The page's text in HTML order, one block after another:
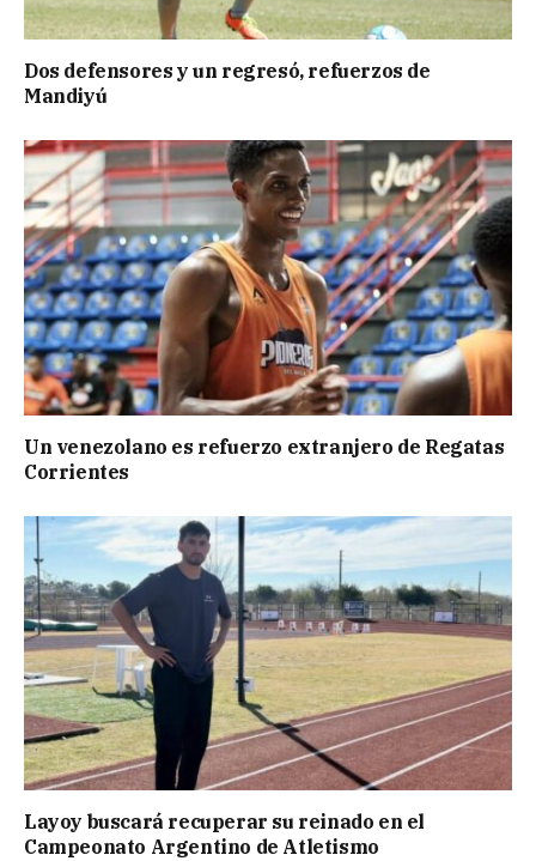
Dos defensores y un regresó, refuerzos de
Mandiyú
Un venezolano es refuerzo extranjero de Regatas
Corrientes
Layoy buscará recuperar su reinado en el
Campeonato Argentino de Atletismo